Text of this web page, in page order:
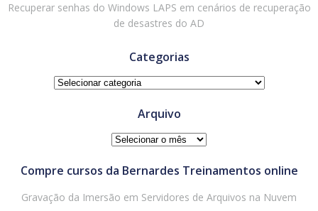
Recuperar senhas do Windows LAPS em cenários de recuperação
de desastres do AD
Categorias
Categorias
Arquivo
Arquivo
Compre cursos da Bernardes Treinamentos online
Gravação da Imersão em Servidores de Arquivos na Nuvem